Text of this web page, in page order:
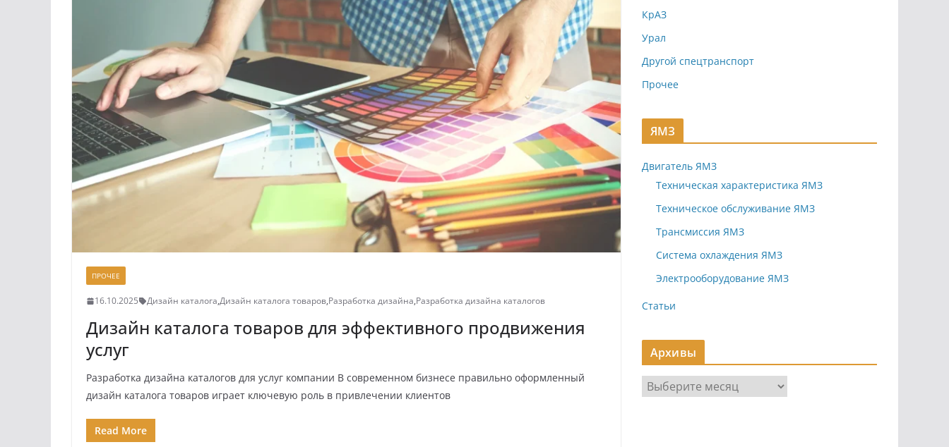
ПРОЧЕЕ
16.10.2025 Дизайн каталога,Дизайн каталога товаров,Разработка дизайна,Разработка дизайна каталогов
Дизайн каталога товаров для эффективного продвижения
услуг
Разработка дизайна каталогов для услуг компании В современном бизнесе правильно оформленный
дизайн каталога товаров играет ключевую роль в привлечении клиентов
Read More
КрАЗ
Урал
Другой спецтранспорт
Прочее
ЯМЗ
Двигатель ЯМЗ
Техническая характеристика ЯМЗ
Техническое обслуживание ЯМЗ
Трансмиссия ЯМЗ
Система охлаждения ЯМЗ
Электрооборудование ЯМЗ
Статьи
Архивы
р